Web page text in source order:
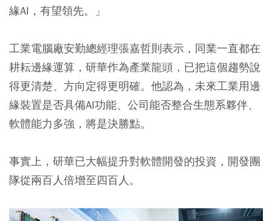
緣AI，有望領先。」
工業電腦廠安勤總經理張嘉哲則表示，同業一直都在
耕耘邊緣運算，研華作為產業龍頭，已把這個趨勢說
得更清楚、方向定得更明確。他認為，未來工業用邊
緣裝置是否具備AI功能、公司能否整合生態系夥伴、
軟體能力多強，將是決勝點。
事實上，研華已大幅提升對軟體開發的投資，開發團
隊從兩百人倍增至四百人。